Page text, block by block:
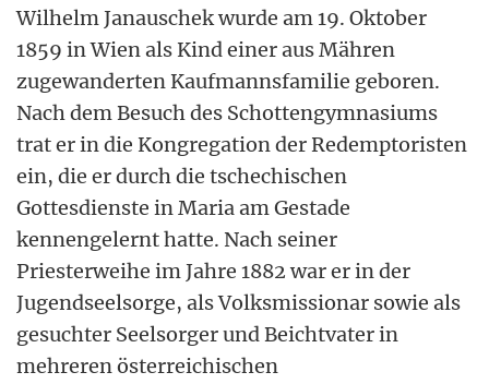
Wilhelm Janauschek wurde am 19. Oktober
1859 in Wien als Kind einer aus Mähren
zugewanderten Kaufmannsfamilie geboren.
Nach dem Besuch des Schottengymnasiums
trat er in die Kongregation der Redemptoristen
ein, die er durch die tschechischen
Gottesdienste in Maria am Gestade
kennengelernt hatte. Nach seiner
Priesterweihe im Jahre 1882 war er in der
Jugendseelsorge, als Volksmissionar sowie als
gesuchter Seelsorger und Beichtvater in
mehreren österreichischen